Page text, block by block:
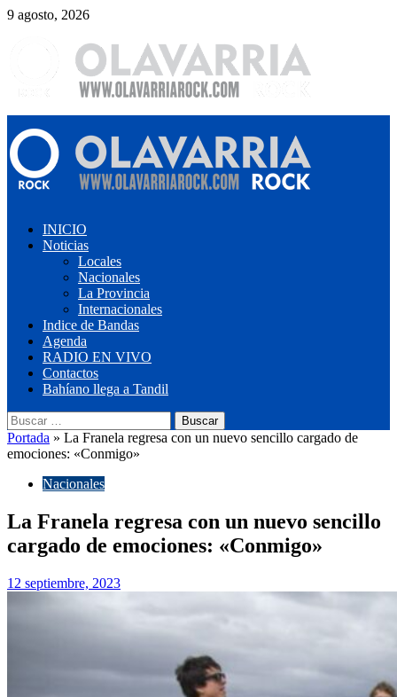
Saltar
contenido
9 agosto, 2026
primario
INICIO
Noticias
Locales
Nacionales
La Provincia
Internacionales
Indice de Bandas
Agenda
RADIO EN VIVO
Contactos
Bahíano llega a Tandil
Buscar:
Portada » La Franela regresa con un nuevo sencillo cargado de
emociones: «Conmigo»
Nacionales
La Franela regresa con un nuevo sencillo
cargado de emociones: «Conmigo»
12 septiembre, 2023